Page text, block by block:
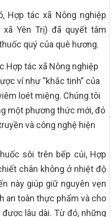
Hợp tác xã Nông nghiệp
xã Yên Trị) đã quyết tâm
quý của quê hương.
Hợp tác xã Nông nghiệp
ví như “khắc tinh” của
loét miệng. Chúng tôi
một phương thức mới, đó
và công nghệ hiện
sôi trên bếp củi, Hợp
chân không ở nhiệt độ
này giúp giữ nguyên vẹn
an toàn thực phẩm và cho
lâu dài. Từ đó, những